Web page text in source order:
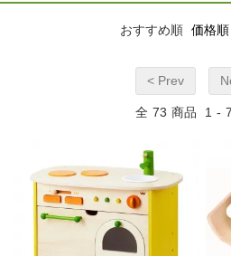
おすすめ順 価格順
< Prev
全 73 商品 1 -